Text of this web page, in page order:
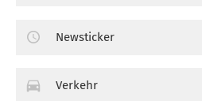
Newsticker
Verkehr